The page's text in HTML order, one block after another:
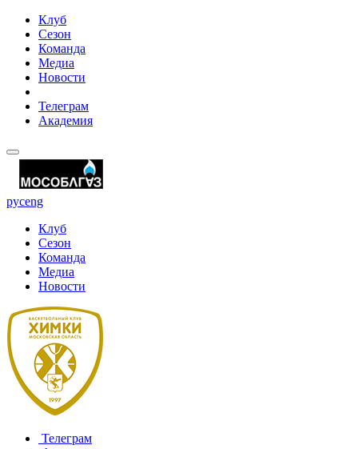
Клуб
Сезон
Команда
Медиа
Новости
Телеграм
Академия
русeng
Клуб
Сезон
Команда
Медиа
Новости
Телеграм